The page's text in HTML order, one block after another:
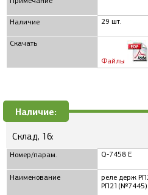
Наличие
Скачать
29 шт.
Файлы
Наличие:
Склад, 16:
Номер/парам.
Наименование
Q-7458 Е
реле держ
РП21(№7445)